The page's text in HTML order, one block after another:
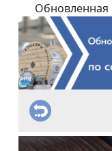
Обновленная